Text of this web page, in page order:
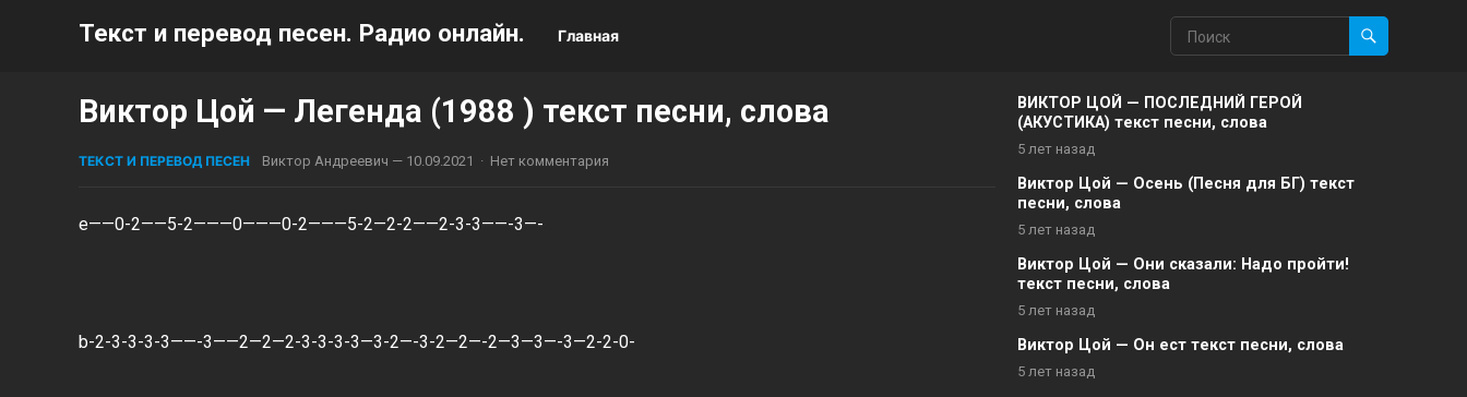
Текст и перевод песен. Радио онлайн. Главная
Виктор Цой — Легенда (1988 ) текст песни, слова
ТЕКСТ И ПЕРЕВОД ПЕСЕН Виктор Андреевич — 10.09.2021 · Нет комментария
e——0-2——5-2———0———0-2———5-2—2-2——2-3-3——-3—-
b-2-3-3-3-3——-3——2—2—2-3-3-3-3—3-2—-3-2—2—-2—3—3—-3—2-2-0-
ВИКТОР ЦОЙ — ПОСЛЕДНИЙ ГЕРОЙ
(АКУСТИКА) текст песни, слова
5 лет назад
Виктор Цой — Осень (Песня для БГ) текст
песни, слова
5 лет назад
Виктор Цой — Они сказали: Надо пройти!
текст песни, слова
5 лет назад
Виктор Цой — Он ест текст песни, слова
5 лет назад